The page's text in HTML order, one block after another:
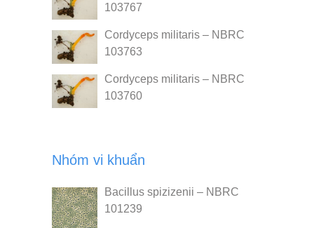
103767
Cordyceps militaris – NBRC
103763
Cordyceps militaris – NBRC
103760
Nhóm vi khuẩn
Bacillus spizizenii – NBRC
101239